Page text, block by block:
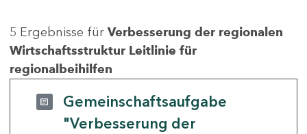
5 Ergebnisse für Verbesserung der regionalen
Wirtschaftsstruktur Leitlinie für
regionalbeihilfen
Gemeinschaftsaufgabe
"Verbesserung der